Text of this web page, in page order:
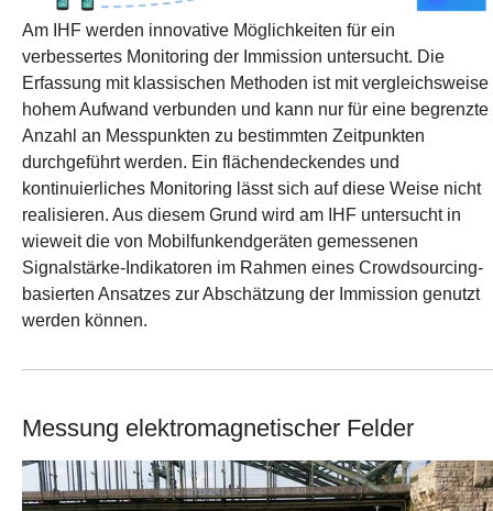
Am IHF werden innovative Möglichkeiten für ein
verbessertes Monitoring der Immission untersucht. Die
Erfassung mit klassischen Methoden ist mit vergleichsweise
hohem Aufwand verbunden und kann nur für eine begrenzte
Anzahl an Messpunkten zu bestimmten Zeitpunkten
durchgeführt werden. Ein flächendeckendes und
kontinuierliches Monitoring lässt sich auf diese Weise nicht
realisieren. Aus diesem Grund wird am IHF untersucht in
wieweit die von Mobilfunkendgeräten gemessenen
Signalstärke-Indikatoren im Rahmen eines Crowdsourcing-
basierten Ansatzes zur Abschätzung der Immission genutzt
werden können.
Messung elektromagnetischer Felder